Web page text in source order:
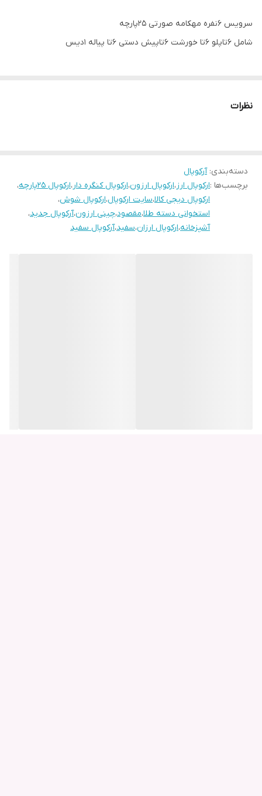
سرویس 6نفره مهکامه صورتی 25پارچه
شامل 6تاپلو 6تا خورشت 6تاپیش دستی 6تا پیاله 1دیس
نظرات
دسته‌بندی:آرکوپال
برچسب‌ها :ارکوپال ارز،ارکوپال ارزون،ارکوپال کنگره دار،ارکوپال 25پارچه
،
ارکوپال دیجی کالا،سایت ارکوپال،ارکوپال شوش،
استخوانی دسته طلا،مقصود،چینی ارزون،آرکوپال جدید،
آشپزخانه،ارکوپال ارزان،سفید،آرکوپال سفید